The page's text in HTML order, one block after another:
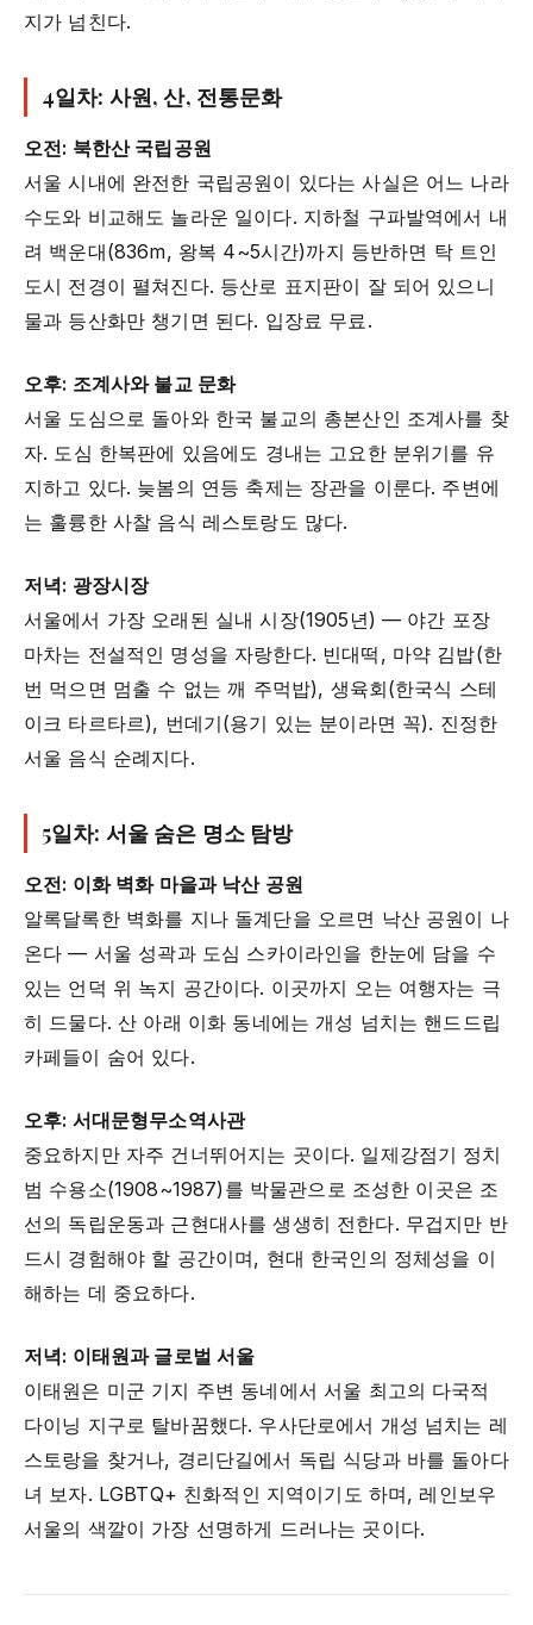
지가 넘친다.
4일차: 사원, 산, 전통문화
오전: 북한산 국립공원
서울 시내에 완전한 국립공원이 있다는 사실은 어느 나라
수도와 비교해도 놀라운 일이다. 지하철 구파발역에서 내
려 백운대(836m, 왕복 4~5시간)까지 등반하면 탁 트인
도시 전경이 펼쳐진다. 등산로 표지판이 잘 되어 있으니
물과 등산화만 챙기면 된다. 입장료 무료.
오후: 조계사와 불교 문화
서울 도심으로 돌아와 한국 불교의 총본산인 조계사를 찾
자. 도심 한복판에 있음에도 경내는 고요한 분위기를 유
지하고 있다. 늦봄의 연등 축제는 장관을 이룬다. 주변에
는 훌륭한 사찰 음식 레스토랑도 많다.
저녁: 광장시장
서울에서 가장 오래된 실내 시장(1905년) — 야간 포장
마차는 전설적인 명성을 자랑한다. 빈대떡, 마약 김밥(한
번 먹으면 멈출 수 없는 깨 주먹밥), 생육회(한국식 스테
이크 타르타르), 번데기(용기 있는 분이라면 꼭). 진정한
서울 음식 순례지다.
5일차: 서울 숨은 명소 탐방
오전: 이화 벽화 마을과 낙산 공원
알록달록한 벽화를 지나 돌계단을 오르면 낙산 공원이 나
온다 — 서울 성곽과 도심 스카이라인을 한눈에 담을 수
있는 언덕 위 녹지 공간이다. 이곳까지 오는 여행자는 극
히 드물다. 산 아래 이화 동네에는 개성 넘치는 핸드드립
카페들이 숨어 있다.
오후: 서대문형무소역사관
중요하지만 자주 건너뛰어지는 곳이다. 일제강점기 정치
범 수용소(1908~1987)를 박물관으로 조성한 이곳은 조
선의 독립운동과 근현대사를 생생히 전한다. 무겁지만 반
드시 경험해야 할 공간이며, 현대 한국인의 정체성을 이
해하는 데 중요하다.
저녁: 이태원과 글로벌 서울
이태원은 미군 기지 주변 동네에서 서울 최고의 다국적
다이닝 지구로 탈바꿈했다. 우사단로에서 개성 넘치는 레
스토랑을 찾거나, 경리단길에서 독립 식당과 바를 돌아다
녀 보자. LGBTQ+ 친화적인 지역이기도 하며, 레인보우
서울의 색깔이 가장 선명하게 드러나는 곳이다.